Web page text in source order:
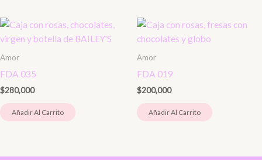
Amor
FDA 035
$280,000
Añadir Al Carrito
Amor
FDA 019
$200,000
Añadir Al Carrito